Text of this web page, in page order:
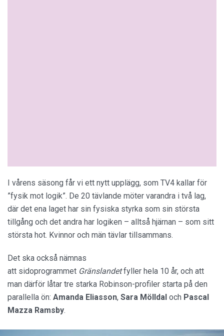
I vårens säsong får vi ett nytt upplägg, som TV4 kallar för
”fysik mot logik”. De 20 tävlande möter varandra i två lag,
där det ena laget har sin fysiska styrka som sin största
tillgång och det andra har logiken – alltså hjärnan – som sitt
största hot. Kvinnor och män tävlar tillsammans.
Det ska också nämnas
att sidoprogrammet Gränslandetfyller hela 10 år, och att
man därför låtar tre starka Robinson-profiler starta på den
parallella ön: Amanda Eliasson, Sara Mölldal och Pascal
Mazza Ramsby.